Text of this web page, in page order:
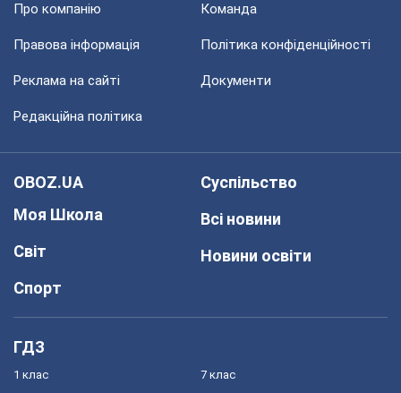
Про компанію Команда
Правова інформація Політика конфіденційності
Реклама на сайті Документи
Редакційна політика
OBOZ.UA
Моя Школа
Світ
Спорт
Суспільство
Всі новини
Новини освіти
ГДЗ
1 клас 7 клас